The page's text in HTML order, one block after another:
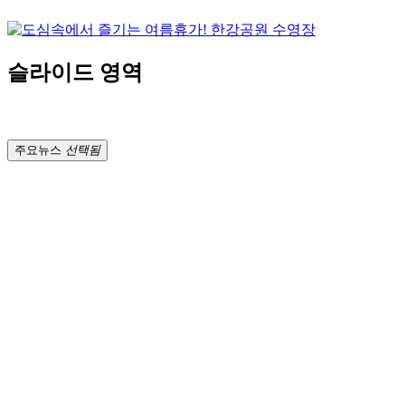
슬라이드 영역
주요뉴스 선택됨